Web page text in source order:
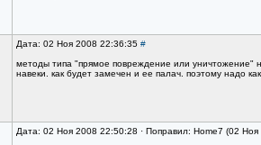
Дата: 02 Ноя 2008 22:36:35 #
методы типа "прямое повреждение или уничтожение"
навеки. как будет замечен и ее палач. поэтому надо
Дата: 02 Ноя 2008 22:50:28 · Поправил: Home7 (02